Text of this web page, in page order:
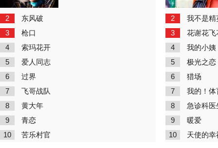
2 东风破
3 枪口
4 索玛花开
5 爱人同志
6 过界
7 飞哥战队
8 黄大年
9 青恋
10 苦乐村官
2 我不是精
3 花谢花飞
4 我的小姨
5 极光之恋
6 猎场
7 我的！体
8 急诊科医
9 暖爱
10 天使的幸